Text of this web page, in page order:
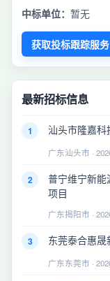
中标单位： 暂无
获取投标跟踪服务
最新招标信息
1 汕头市隆嘉科
广东汕头市 ·
2
普宁维宁新
项目
广东揭阳市 ·
3 东莞泰合惠
广东东莞市 ·